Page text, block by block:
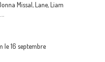
Missal, Lane, Liam
le 16 septembre